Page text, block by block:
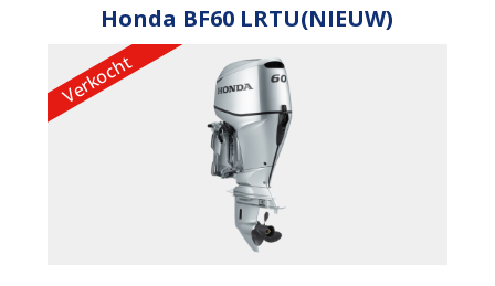
Honda BF60 LRTU(NIEUW)
Verkocht